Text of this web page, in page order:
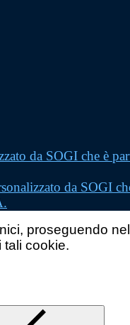
da SOGI
proseguendo
tali cookie.